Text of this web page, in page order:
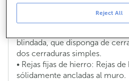
• Puerta de seguridad: Puerta
blindada, que disponga de
dos cerraduras simples.
• Rejas fijas de hierro: Rejas
sólidamente ancladas al muro.
Reject All